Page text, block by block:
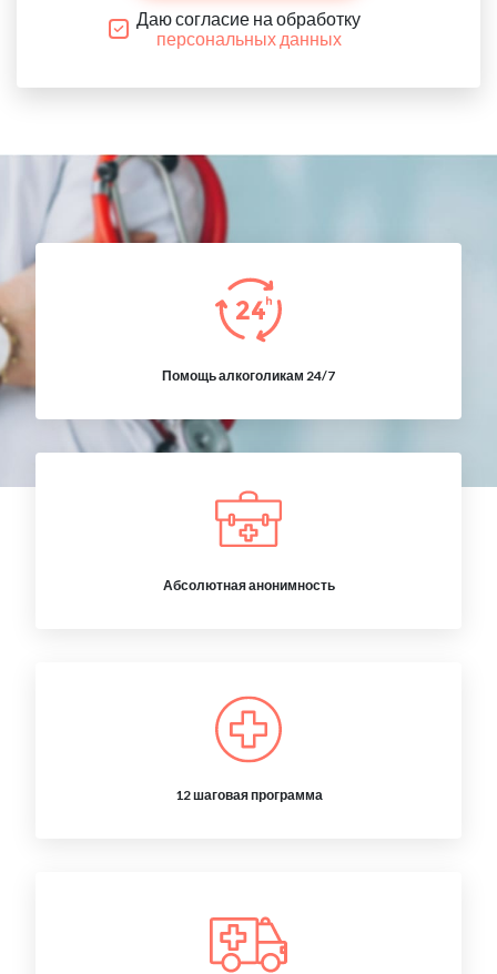
Даю согласие на обработку
персональных данных
Помощь алкоголикам 24/7
Абсолютная анонимность
12 шаговая программа